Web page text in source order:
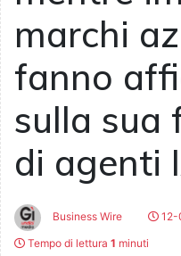
marchi
fanno
sulla sua
di agenti
Business Wire
12-
Tempo di lettura 1 minuti